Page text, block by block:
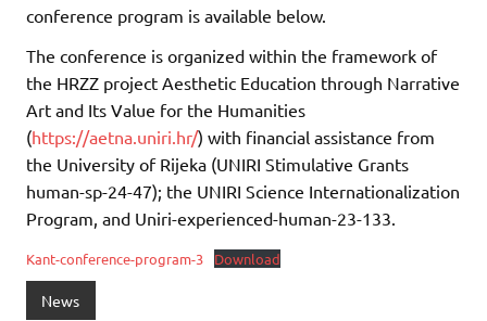
conference program is available below.
The conference is organized within the framework of
the HRZZ project Aesthetic Education through Narrative
Art and Its Value for the Humanities
(https://aetna.uniri.hr/) with financial assistance from
the University of Rijeka (UNIRI Stimulative Grants
human-sp-24-47); the UNIRI Science Internationalization
Program, and Uniri-experienced-human-23-133.
Kant-conference-program-3 Download
News